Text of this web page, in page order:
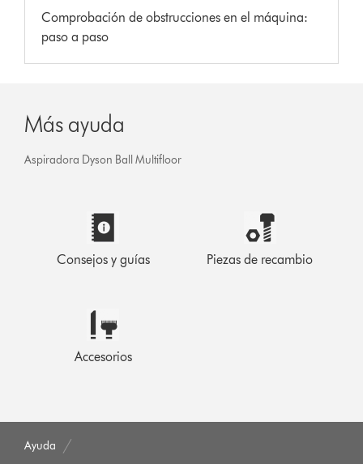
Comprobación de obstrucciones en el máquina:
paso a paso
Más ayuda
Aspiradora Dyson Ball Multifloor
Consejos y guías Piezas de recambio
Accesorios
Ayuda